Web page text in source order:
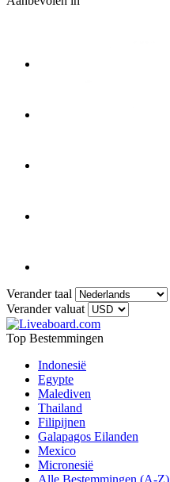
Verander taal
Verander valuat
Top Bestemmingen
Indonesië
Egypte
Malediven
Thailand
Filipijnen
Galapagos Eilanden
Mexico
Micronesië